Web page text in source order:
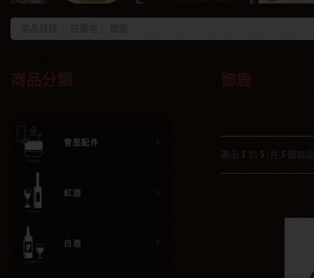
商品分類
雪茄配件
紅酒
白酒
御鹿
顯示 1 到 5 (共 5 個商